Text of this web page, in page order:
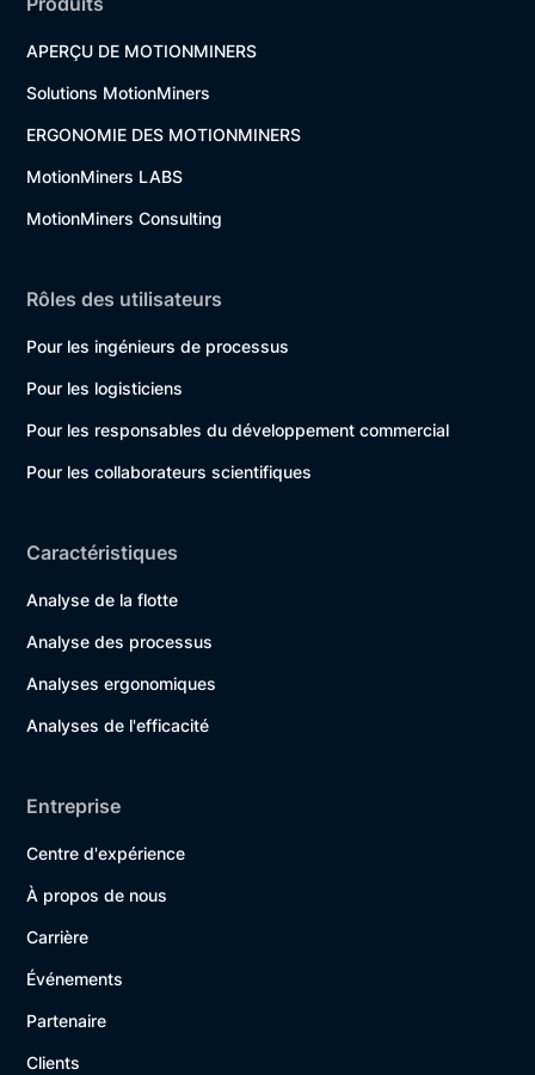
APERÇU DE MOTIONMINERS
Solutions MotionMiners
ERGONOMIE DES MOTIONMINERS
MotionMiners LABS
MotionMiners Consulting
Rôles des utilisateurs
Pour les ingénieurs de processus
Pour les logisticiens
Pour les responsables du développement commercial
Pour les collaborateurs scientifiques
Caractéristiques
Analyse de la flotte
Analyse des processus
Analyses ergonomiques
Analyses de l'efficacité
Entreprise
Centre d'expérience
À propos de nous
Carrière
Événements
Partenaire
Clients